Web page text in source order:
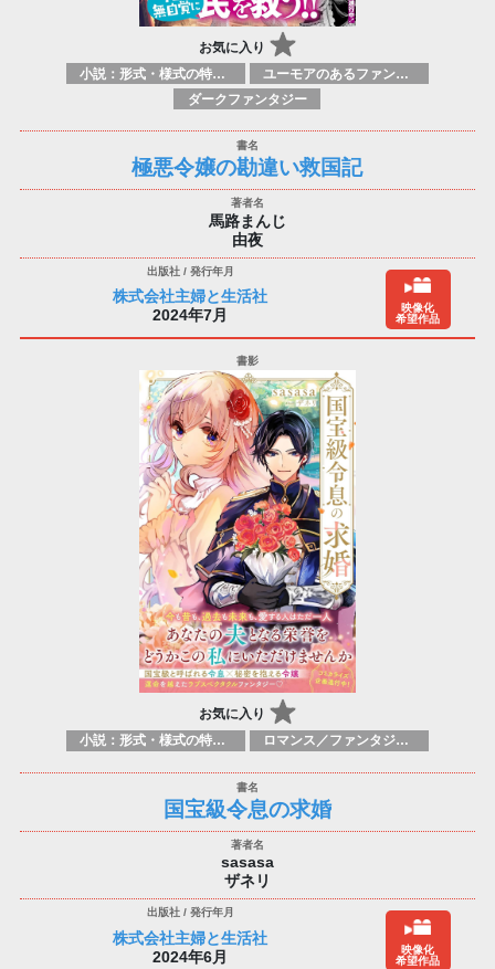
お気に入り
小説：形式・様式の特徴：ラノベ（ライトノベルズ）
ユーモアのあるファンタジー
ダークファンタジー
極悪令嬢の勘違い救国記
馬路まんじ
由夜
株式会社主婦と生活社
2024年7月
映像化
希望作品
お気に入り
小説：形式・様式の特徴：ラノベ（ライトノベルズ） ロマンス／ファンタジー ロマンス／超常現象
国宝級令息の求婚
sasasa
ザネリ
株式会社主婦と生活社
2024年6月
映像化
希望作品